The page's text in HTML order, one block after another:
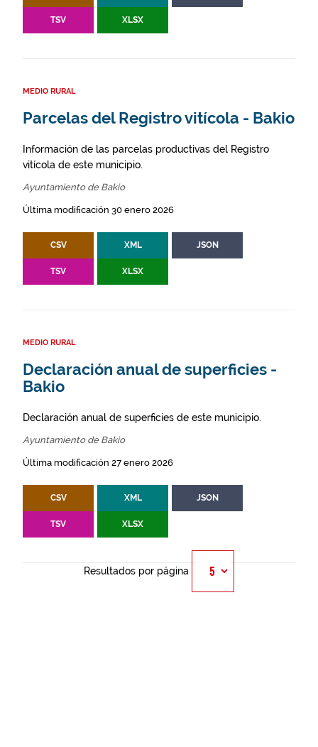
TSV XLSX
MEDIO RURAL
Parcelas del Registro vitícola - Bakio
Información de las parcelas productivas del Registro
vitícola de este municipio.
Ayuntamiento de Bakio
Última modificación 30 enero 2026
CSV XML JSON
TSV XLSX
MEDIO RURAL
Declaración anual de superficies -
Bakio
Declaración anual de superficies de este municipio.
Ayuntamiento de Bakio
Última modificación 27 enero 2026
CSV XML JSON
TSV XLSX
Resultados por página